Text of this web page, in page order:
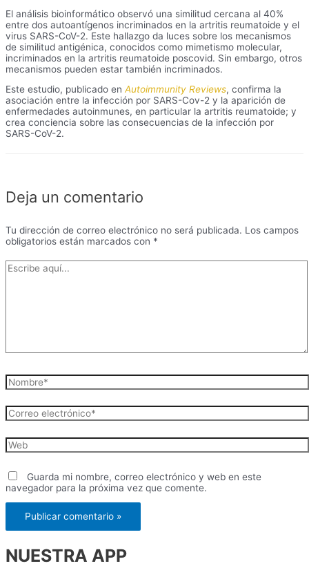
El análisis bioinformático observó una similitud cercana al 40%
entre dos autoantígenos incriminados en la artritis reumatoide y el
virus SARS-CoV-2. Este hallazgo da luces sobre los mecanismos
de similitud antigénica, conocidos como mimetismo molecular,
incriminados en la artritis reumatoide poscovid. Sin embargo, otros
mecanismos pueden estar también incriminados.
Este estudio, publicado en Autoimmunity Reviews, confirma la
asociación entre la infección por SARS-Cov-2 y la aparición de
enfermedades autoinmunes, en particular la artritis reumatoide; y
crea conciencia sobre las consecuencias de la infección por
SARS-CoV-2.
Deja un comentario
Tu dirección de correo electrónico no será publicada. Los campos
obligatorios están marcados con *
Escribe
Nombre*
Correo
electrónico*
Web
Guarda mi nombre, correo electrónico y web en este
navegador para la próxima vez que comente.
NUESTRA APP